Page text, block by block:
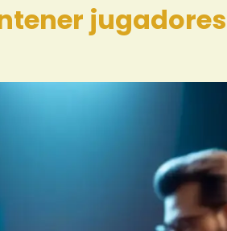
jugadores